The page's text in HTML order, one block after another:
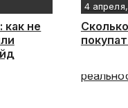
как не
4